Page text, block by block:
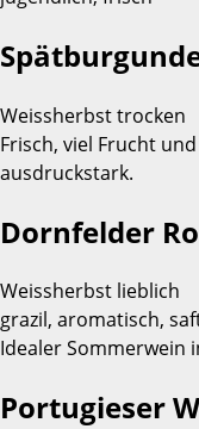
Weissherbst trocken
Frisch, viel Frucht
ausdruckstark.
Dornfelder
Weissherbst lieblich
grazil, aromatisch,
Idealer Sommerwein
Portugieser